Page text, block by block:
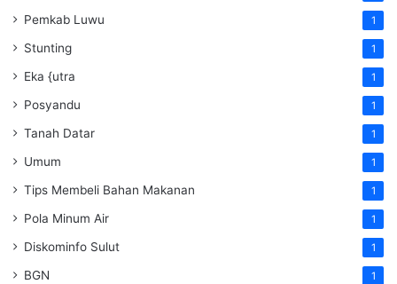
Pemkab Luwu 1
Stunting 1
Eka {utra 1
Posyandu 1
Tanah Datar 1
Umum 1
Tips Membeli Bahan Makanan 1
Pola Minum Air 1
Diskominfo Sulut 1
BGN 1